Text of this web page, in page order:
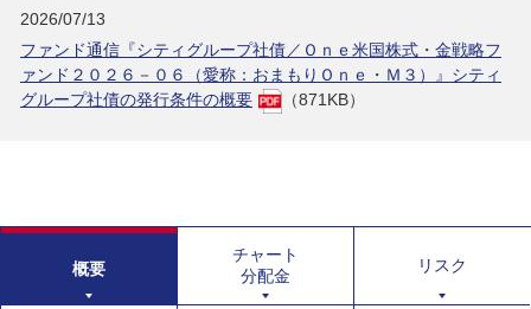
2026/07/13
ファンド通信『シティグループ社債／Ｏｎｅ米国株式・金戦略フ
ァンド２０２６－０６（愛称：おまもりＯｎｅ・Ｍ３）』シティ
グループ社債の発行条件の概要
（871KB）
概要
チャート
分配金
リスク